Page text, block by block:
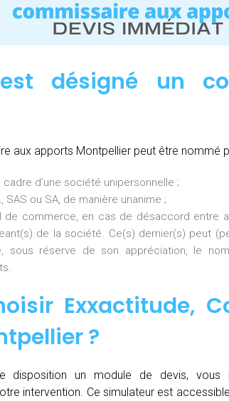
désigné un
aux apports Montpellier peut être nommé
cadre d’une société unipersonnelle ;
SAS ou SA, de manière unanime ;
de commerce, en cas de désaccord entre
de la société. Ce(s) dernier(s) peut
sous réserve de son appréciation, le
Exxactitude,
?
disposition un module de devis, vous
intervention. Ce simulateur est